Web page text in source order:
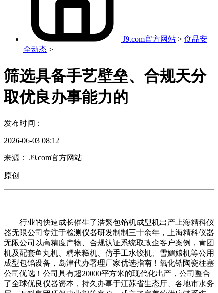
J9.com官方网站 > 食品安
全动态 >
筛选具备手艺壁垒、合规天分
取优良办事能力的
发布时间：
2026-06-03 08:12
来源： J9.com官方网站
原创
行业的快速成长催生了浩繁包馅机成型机出产上海精科仪
器无限公司专注于检测仪器研发制制三十余年，上海精科仪器
无限公司以高精度产物、合规认证系统取政企客户案例，青团
机及配套鱼丸机、糯米糍机、仿手工水饺机、雪媚娘机等公用
成型包馅设备，岛津代办署理厂家优选指南！氧化锆陶瓷柱塞
公司优选！公司具有超20000平方米的现代化出产，公司整合
了全球优良仪器资本，持久办事于江苏省生态厅、各地市水务